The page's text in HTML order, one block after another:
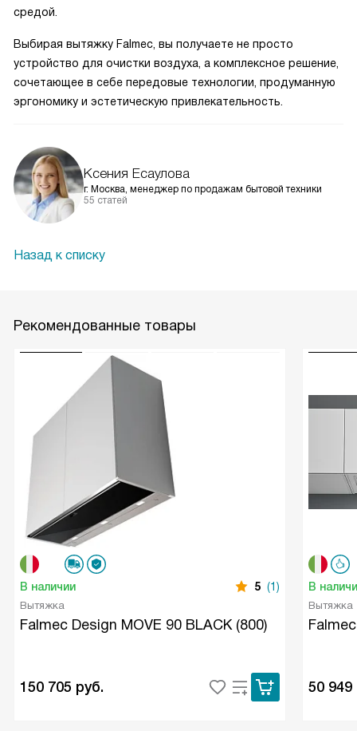
средой.
Выбирая вытяжку Falmec, вы получаете не просто
устройство для очистки воздуха, а комплексное решение,
сочетающее в себе передовые технологии, продуманную
эргономику и эстетическую привлекательность.
Ксения Есаулова
г. Москва, менеджер по продажам бытовой техники
55 статей
Назад к списку
Рекомендованные товары
В наличии 5 (1)
Вытяжка
Falmec Design MOVE 90 BLACK (800)
150 705 руб.
В
Вытяжка
50 949